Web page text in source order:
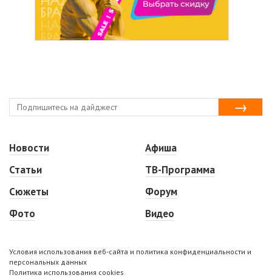
Новости
Статьи
Сюжеты
Фото
Афиша
ТВ-Программа
Форум
Видео
Условия использования веб-сайта и политика конфиденциальности и
персональных данных
Политика использования cookies